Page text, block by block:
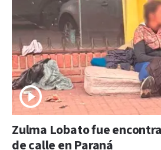
Zulma Lobato fue
de calle en Paraná